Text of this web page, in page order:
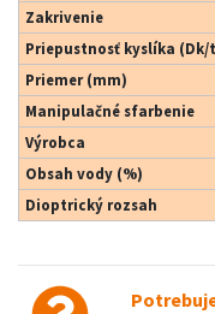
Zakrivenie
Priepustnosť kyslíka (Dk/
Priemer (mm)
Manipulačné sfarbenie
Výrobca
Obsah vody (%)
Dioptrický rozsah